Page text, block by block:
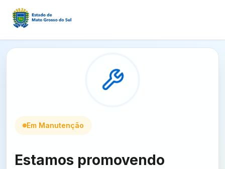
Em Manutenção
Estamos promovendo